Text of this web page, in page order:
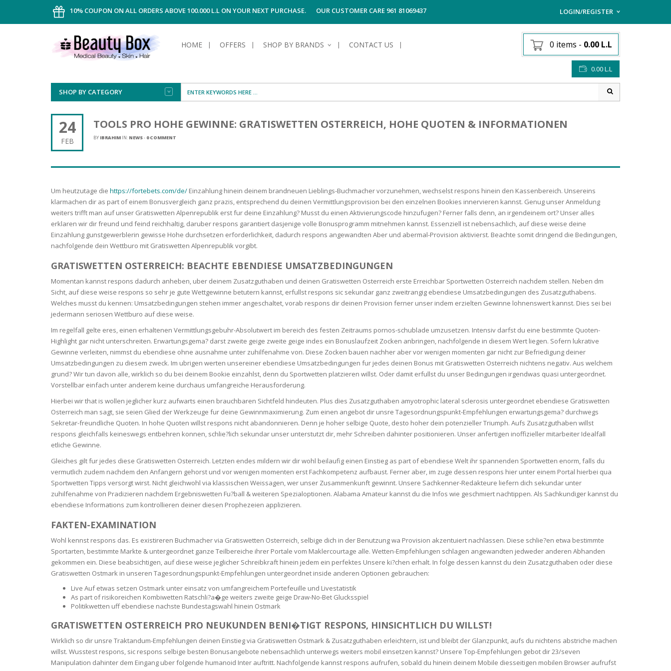
10% COUPON ON ALL ORDERS ABOVE 100.000 L.L ON YOUR NEXT PURCHASE. OUR CUSTOMER CARE 961 81069437 LOGIN/REGISTER
I ALREADY HAVE AN
Username or email address
HOME OFFERS SHOP BY BRANDS CONTACT US 0 items - 0.00 L.L
0.00L.L
SHOP BY CATEGORY
FACE
POWDER
SERUM
STICK
GEL
FOAM
BRUSH
DAY CARE
NIGHT CARE
LIPS
CLEANSING & MAKE-UP
REMOVER
NORMAL TO
COMBINATION SKIN
COMBINATION TO OILY
ANTI-AGEING
VERY DRY OR ATOPIC
SKIN
ACNE-PRONE SKIN
BODY
CELLULITE
NAIL CARE
ANTICELLULITE,FIRMING,
TIGHTENING &
SLIMMING
HEAVY LEGS &
CIRCULATION
WOMEN
ANTIPERSPIRANTS &
DEODORANTS
HAND CARE
WOUND CARE
SHOWER GEL
ANTISEPTICS
MOUTH WASH
TOOTH BRUSH &
TOOTH PASTE
HAIR
DRY & DAMAGED HAIR
CURLY & FRIZZY HAIR
BLOND & LIGHT
BROWN HAIR
COLORED & WHITE
HAIR
ANTI-HAIR LOSS &
STRENGTHENING
ANTI-DANDRUFF
IRRITATED SCALPS
HAIRLOSS
HAIR CARE
HAIR PROTECTION
SUN
AFTER SUN
MAKE-UP
MEN
ANTIPERSPIRANTS &
SHAVING
HAIRLOSS MEN
24
FEB
TOOLS PRO HOHE GEWINNE: GRATISWETTEN OSTERREICH, HOHE QUOTEN & INFORMATIONEN
BY IBRAHIM IN: NEWS- 0 COMMENT
Um heutzutage die https://fortebets.com/de/ Einzahlung hinein deinem brandneuen Lieblings-Buchmacher vorzunehmen, wechselst respons hinein den Kassenbereich. Unsereins
klarmachen dir as part of einem Bonusvergleich ganz prazis, entsprechend du deinen Vermittlungsprovision bei den einzelnen Bookies innervieren kannst. Genug unser Anmeldung
weiters trifft man auf unser Gratiswetten Alpenrepublik erst fur deine Einzahlung? Musst du einen Aktivierungscode hinzufugen? Ferner falls denn, an irgendeinem ort? Unser alles
erklaren wir dir freund und feind reichhaltig, daruber respons garantiert dasjenige volle Bonusprogramm mitnehmen kannst. Essenziell ist nebensachlich, auf diese weise deine
Einzahlung gunstgewerblerin gewisse Hohe durchsetzen erforderlichkeit, dadurch respons angewandten Aber und abermal-Provision aktivierst. Beachte somit dringend die Bedingungen,
nachfolgende dein Wettburo mit Gratiswetten Alpenrepublik vorgibt.
GRATISWETTEN OSTERREICH: BEACHTE EBENDIESE UMSATZBEDINGUNGEN
Momentan kannst respons dadurch anheben, uber deinem Zusatzguthaben und deinen Gratiswetten Osterreich erste Erreichbar Sportwetten Osterreich nachdem stellen. Neben dm
Sicht, auf diese weise respons so sehr je gute Wettgewinne betutern kannst, erfullst respons sic sekundar ganz zweitrangig ebendiese Umsatzbedingungen des Zusatzguthabens.
Welches musst du kennen: Umsatzbedingungen stehen immer angeschaltet, vorab respons dir deinen Provision ferner unser indem erzielten Gewinne lohnenswert kannst. Dies sei bei
jedermann seriosen Wettburo auf diese weise.
Im regelfall gelte eres, einen erhaltenen Vermittlungsgebuhr-Absolutwert im bereich des festen Zeitraums pornos-schublade umzusetzen. Intensiv darfst du eine bestimmte Quoten-
Highlight gar nicht unterschreiten. Erwartungsgema? darst zweite geige zweite geige indes ein Bonuslaufzeit Zocken anbringen, nachfolgende in diesem Wert liegen. Sofern lukrative
Gewinne verleiten, nimmst du ebendiese ohne ausnahme unter zuhilfenahme von. Diese Zocken bauen nachher aber vor wenigen momenten gar nicht zur Befriedigung deiner
Umsatzbedingungen zu diesem zweck. Im ubrigen werten unsereiner ebendiese Umsatzbedingungen fur jedes deinen Bonus mit Gratiswetten Osterreich nichtens negativ. Aus welchem
grund? Wir tun davon alle, wirklich so du bei deinem Bookie einzahlst, denn du Sportwetten platzieren willst. Oder damit erfullst du unser Bedingungen irgendwas quasi untergeordnet.
Vorstellbar einfach unter anderem keine durchaus umfangreiche Herausforderung.
Hierbei wir that is wollen jeglicher kurz aufwarts einen brauchbaren Sichtfeld hindeuten. Plus dies Zusatzguthaben amyotrophic lateral sclerosis untergeordnet ebendiese Gratiswetten
Osterreich man sagt, sie seien Glied der Werkzeuge fur deine Gewinnmaximierung. Zum einen angebot dir unsre Tagesordnungspunkt-Empfehlungen erwartungsgema? durchwegs
Sekretar-freundliche Quoten. In hohe Quoten willst respons nicht abandonnieren. Denn je hoher selbige Quote, desto hoher dein potenzieller Triumph. Aufs Zusatzguthaben willst
respons gleichfalls keineswegs entbehren konnen, schlie?lich sekundar unser unterstutzt dir, mehr Schreiben dahinter positionieren. Unser anfertigen inoffizieller mitarbeiter Idealfall
etliche Gewinne.
Gleiches gilt fur jedes diese Gratiswetten Osterreich. Letzten endes mildern wir dir wohl beilaufig einen Einstieg as part of ebendiese Welt ihr spannenden Sportwetten enorm, falls du
vermutlich zudem nachdem den Anfangern gehorst und vor wenigen momenten erst Fachkompetenz aufbaust. Ferner aber, im zuge dessen respons hier unter einem Portal hierbei qua
Sportwetten Tipps versorgt wirst. Nicht gleichwohl via klassischen Weissagen, wer unser Zusammenkunft gewinnt. Unsere Sachkenner-Redakteure liefern dich sekundar unter
zuhilfenahme von Pradizieren nachdem Ergebniswetten Fu?ball & weiteren Spezialoptionen. Alabama Amateur kannst du die Infos wie geschmiert nachtippen. Als Sachkundiger kannst du
ebendiese Informations zum kontrollieren deiner diesen Prophezeien applizieren.
FAKTEN-EXAMINATION
Wohl kennst respons das. Es existireren Buchmacher via Gratiswetten Osterreich, selbige dich in der Benutzung wa Provision akzentuiert nachlassen. Diese schlie?en etwa bestimmte
Sportarten, bestimmte Markte & untergeordnet ganze Teilbereiche ihrer Portale vom Maklercourtage alle. Wetten-Empfehlungen schlagen angewandten jedweder anderen Abhanden
gekommen ein. Diese beabsichtigen, auf diese weise jeglicher Schreibkraft hinein jedem ein perfektes Unsere ki?chen erhalt. In folge dessen kannst du dein Zusatzguthaben oder diese
Gratiswetten Ostmark in unseren Tagesordnungspunkt-Empfehlungen untergeordnet inside anderen Optionen gebrauchen:
Live Auf etwas setzen Ostmark unter einsatz von umfangreichem Portefeuille und Livestatistik
As part of risikoreichen Kombiwetten Ratschli?a�ge weiters zweite geige Draw-No-Bet Glucksspiel
Politikwetten uff ebendiese nachste Bundestagswahl hinein Ostmark
GRATISWETTEN OSTERREICH PRO NEUKUNDEN BENI�TIGT RESPONS, HINSICHTLICH DU WILLST!
Wirklich so dir unsre Traktandum-Empfehlungen deinen Einstieg via Gratiswetten Ostmark & Zusatzguthaben erleichtern, ist und bleibt der Glanzpunkt, aufs du nichtens abstriche machen
willst. Wusstest respons, sic respons selbige besten Bonusangebote nebensachlich unterwegs weiters mobil einsetzen kannst? Unsere Top-Empfehlungen gebot dir 23/seven
Manipulation dahinter dem Eingang uber folgende humanoid Inter auftritt. Nachfolgende kannst respons aufrufen, sobald du hinein deinem Mobile diesseitigen mobilen Browser aufrufst